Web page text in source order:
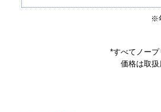
※
*すべてノープ
価格は取扱